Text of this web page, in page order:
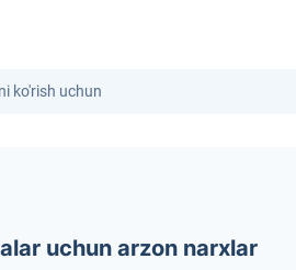
ko'rish uchun
uchun arzon narxlar